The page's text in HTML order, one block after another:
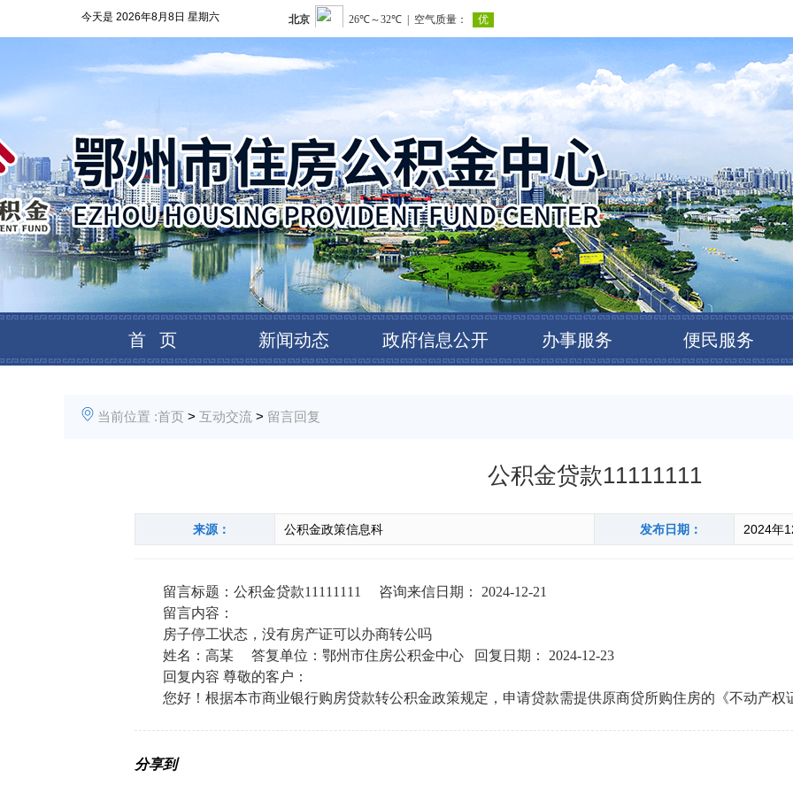
今天是 2026年8月8日 星期六
首 页 新闻动态 政府信息公开 办事服务 便民服务
当前位置 :首页 > 互动交流 > 留言回复
公积金贷款11111111
来源： 公积金政策信息科 发布日期： 2024年
留言标题：公积金贷款11111111 咨询来信日期： 2024-1 2-21
留言内容：
房子停工状态，没有房产证可以办商转公吗
姓名： 高某 答复单位：鄂州市住房公积金中心 回复日期： 2024-1 2-23
回复内容 尊敬的客户：
您好！ 根据本市商业银行购房贷款转公积金政策规定，申请贷款需提供原商贷所购住房的 《不动产权
分享到